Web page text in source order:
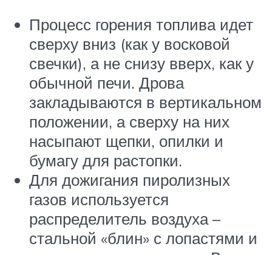
Процесс горения топлива идет
сверху вниз (как у восковой
свечки), а не снизу вверх, как у
обычной печи. Дрова
закладываются в вертикальном
положении, а сверху на них
насыпают щепки, опилки и
бумагу для растопки.
Для дожигания пиролизных
газов используется
распределитель воздуха –
стальной «блин» с лопастями и